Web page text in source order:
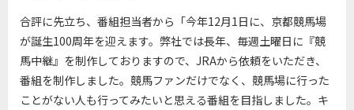
合評に先立ち、番組担当者から「今年12月1日に、京都競馬場
が誕生100周年を迎えます。弊社では長年、毎週土曜日に『競
馬中継』を制作しておりますので、JRAから依頼をいただき、
番組を制作しました。競馬ファンだけでなく、競馬場に行った
ことがない人も行ってみたいと思える番組を目指しました。キ